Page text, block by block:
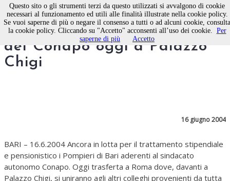
Protesta dei pompieri baresi
del Conapo oggi a Palazzo
Chigi
16 giugno 2004
BARI – 16.6.2004 Ancora in lotta per il trattamento stipendiale
e pensionistico i Pompieri di Bari aderenti al sindacato
autonomo Conapo. Oggi trasferta a Roma dove, davanti a
Palazzo Chigi, si uniranno agli altri colleghi provenienti da tutta
Questo sito o gli strumenti terzi da questo utilizzati si avvalgono di cookie
necessari al funzionamento ed utili alle finalità illustrate nella cookie policy.
Se vuoi saperne di più o negare il consenso a tutti o ad alcuni cookie, consulta
la cookie policy. Cliccando su "Accetto" acconsenti all’uso dei cookie. Per
saperne di più
Accetto